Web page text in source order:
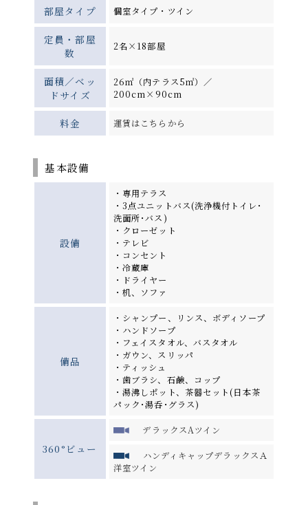
部屋タイプ 個室タイプ・ツイン
定員・部屋
数
2名×18部屋
面積／ベッ
ドサイズ
26㎡（内テラス5㎡）／
200cm×90cm
料金 運賃はこちらから
基本設備
設備
・専用テラス
・3点ユニットバス(洗浄機付トイレ･
洗面所･バス)
・クローゼット
・テレビ
・コンセント
・冷蔵庫
・ドライヤー
・机、ソファ
備品
・シャンプー、リンス、ボディソープ
・ハンドソープ
・フェイスタオル、バスタオル
・ガウン、スリッパ
・ティッシュ
・歯ブラシ、石鹸、コップ
・湯沸しポット、茶器セット(日本茶
パック･湯呑･グラス)
360°ビュー
デラックスAツイン
ハンディキャップデラックスＡ
洋室ツイン